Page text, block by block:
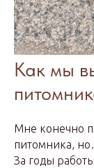
Как мы
Мне конечно
питомника,
За годы